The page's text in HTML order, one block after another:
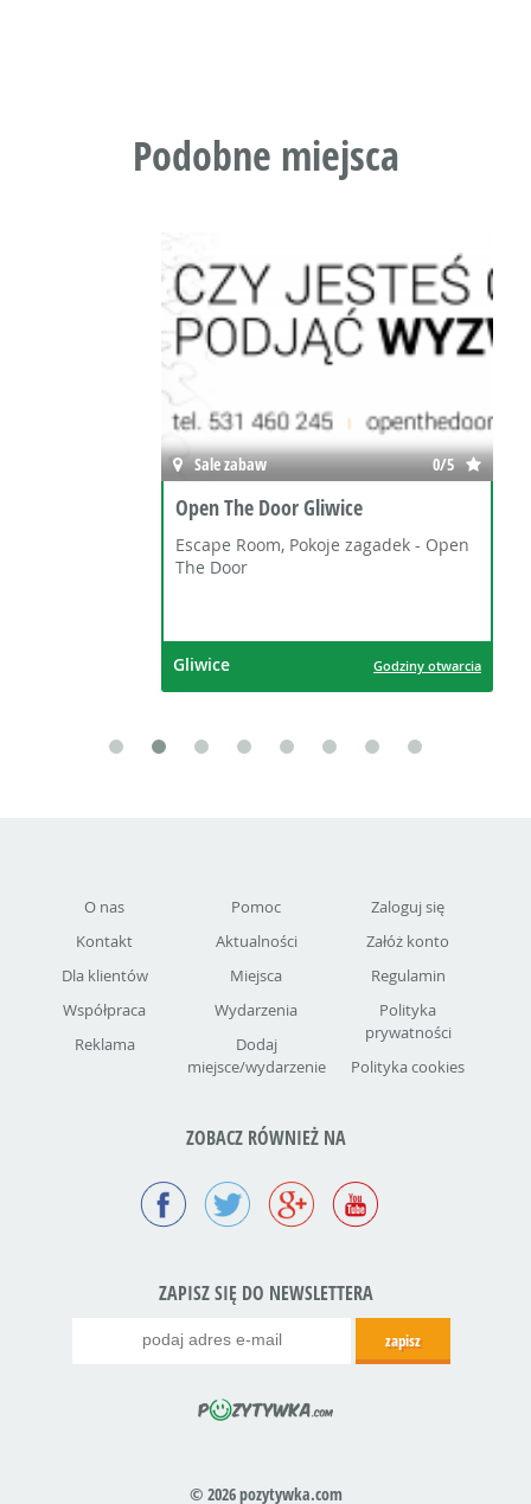
Podobne miejsca
Sale zabaw 0/5
Open The Door Gliwice
Escape Room, Pokoje zagadek - Open
The Door
Godziny otwarcia
O nas
Kontakt
Dla klientów
Współpraca
Reklama
Pomoc
Aktualności
Miejsca
Wydarzenia
Dodaj
miejsce/wydarzenie
Zaloguj się
Załóż konto
Regulamin
Polityka
prywatności
Polityka cookies
ZOBACZ RÓWNIEŻ NA
ZAPISZ SIĘ DO NEWSLETTERA
© 2026 pozytywka.com